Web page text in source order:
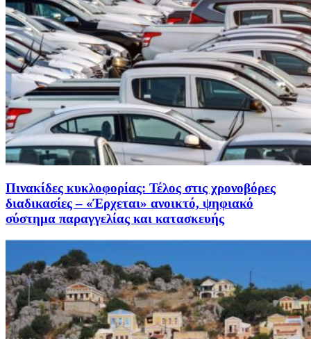
Πινακίδες κυκλοφορίας: Τέλος στις χρονοβόρες
διαδικασίες – «Έρχεται» ανοικτό, ψηφιακό
σύστημα παραγγελίας και κατασκευής